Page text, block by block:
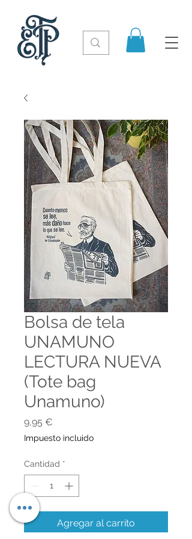
Bolsa de tela
UNAMUNO
LECTURA NUEVA
(Tote bag
Unamuno)
9,95 €
Impuesto incluido
Cantidad *
Agregar al carrito